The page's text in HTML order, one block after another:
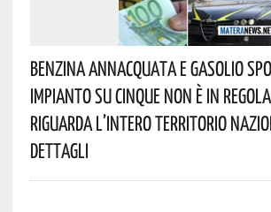
Benzina Annacquata E Gasolio
Impianto Su Cinque Non È In
Riguarda L’intero Territorio
Dettagli